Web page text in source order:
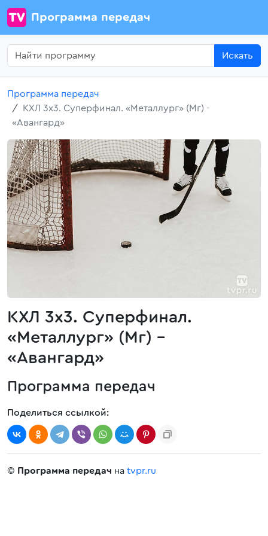
Программа передач
Искать
Программа передач
КХЛ 3х3. Суперфинал. «Металлург» (Мг) -
«Авангард»
КХЛ 3х3. Суперфинал.
«Металлург» (Мг) -
«Авангард»
Программа передач
Поделиться ссылкой:
© Программа передач на tvpr.ru